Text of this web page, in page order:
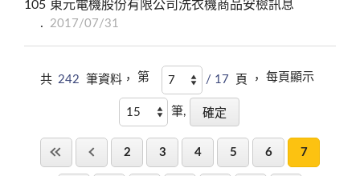
105 東元電機股份有限公司洗衣機商品安檢訊息
2017/07/31
共 242 筆資料， 第 / 17 頁 ， 每頁顯示
筆,
2 3 4 5 6 7